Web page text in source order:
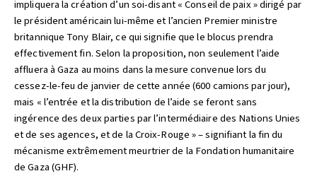
impliquera la création d’un soi-disant « Conseil de paix » dirigé par
le président américain lui-même et l’ancien Premier ministre
britannique Tony Blair, ce qui signifie que le blocus prendra
effectivement fin. Selon la proposition, non seulement l’aide
affluera à Gaza au moins dans la mesure convenue lors du
cessez-le-feu de janvier de cette année (600 camions par jour),
mais « l’entrée et la distribution de l’aide se feront sans
ingérence des deux parties par l’intermédiaire des Nations Unies
et de ses agences, et de la Croix-Rouge » – signifiant la fin du
mécanisme extrêmement meurtrier de la Fondation humanitaire
de Gaza (GHF).